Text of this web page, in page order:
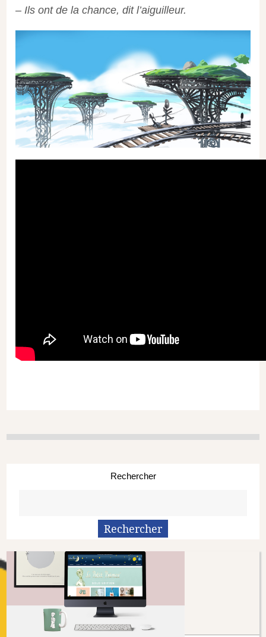
– Ils ont de la chance, dit l’aiguilleur.
Rechercher